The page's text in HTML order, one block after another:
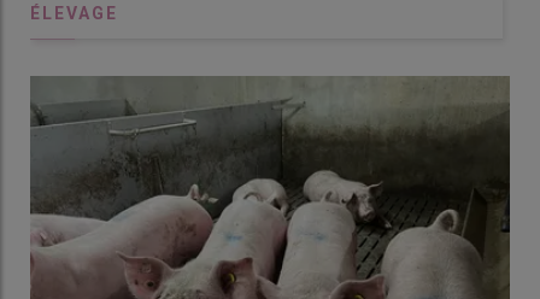
ÉLEVAGE